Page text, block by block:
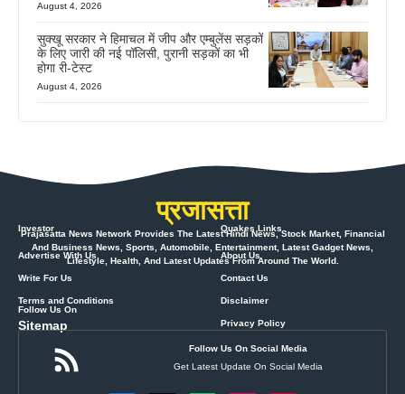
August 4, 2026
सुक्खू सरकार ने हिमाचल में जीप और एम्बुलेंस सड़कों
के लिए जारी की नई पॉलिसी, पुरानी सड़कों का भी
होगा री-टेस्ट
August 4, 2026
प्रजासत्ता
Prajasatta News Network Provides The Latest Hindi News, Stock Market, Financial
And Business News, Sports, Automobile, Entertainment, Latest Gadget News,
Lifestyle, Health, And Latest Updates From Around The World.
Investor
Advertise With Us
Write For Us
Terms and Conditions
Sitemap
Quakes Links
About Us
Contact Us
Disclaimer
Privacy Policy
Follow Us On
Follow Us On Social Media
Get Latest Update On Social Media